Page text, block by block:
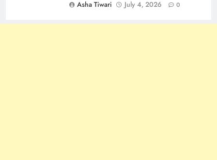
Asha Tiwari
July 4, 2026 0